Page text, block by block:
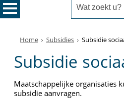
Home Subsidies Subsidie
Subsidie
Maatschappelijke organisaties
subsidie aanvragen.